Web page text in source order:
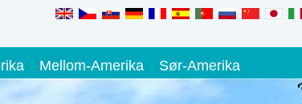
Mellom-Amerika Sør-Amerika